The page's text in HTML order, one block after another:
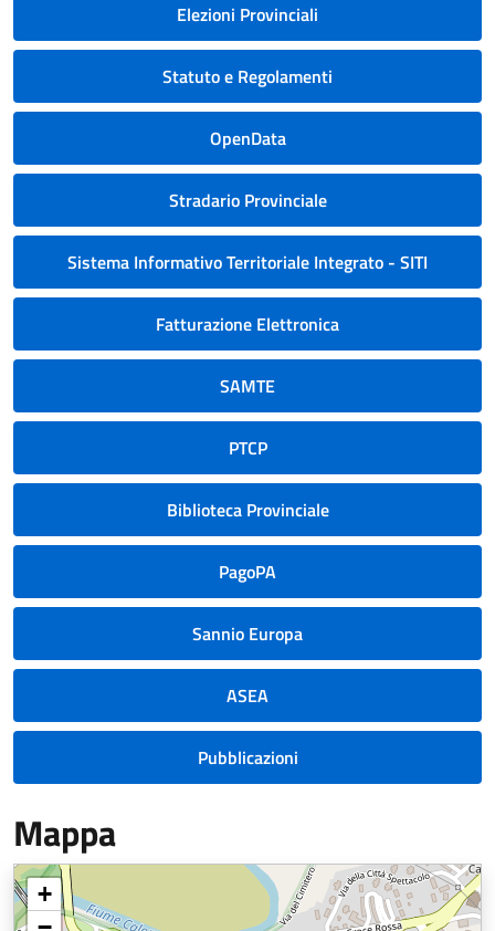
Elezioni Provinciali
Statuto e Regolamenti
OpenData
Stradario Provinciale
Sistema Informativo Territoriale Integrato - SITI
Fatturazione Elettronica
SAMTE
PTCP
Biblioteca Provinciale
PagoPA
Sannio Europa
ASEA
Pubblicazioni
Mappa
+